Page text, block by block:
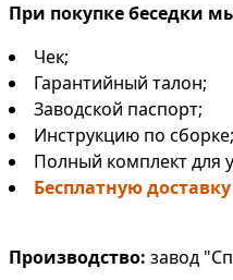
При покупке беседки
Чек;
Гарантийный талон;
Заводской паспорт;
Инструкцию по сборке;
Полный комплект для
Бесплатную
Производство: завод